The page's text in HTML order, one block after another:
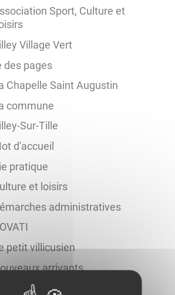
Sport, Culture et
Village Vert
des pages
Chapelle Saint Augustin
commune
Sur-Tille
d'accueil
pratique
et loisirs
administratives
petit villicusien
arrivants
à usages multiples